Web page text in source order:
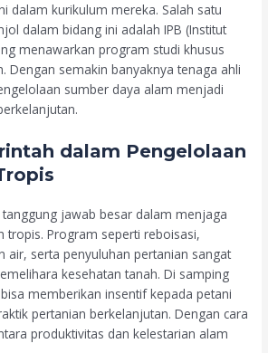
dalam kurikulum mereka. Salah satu
dalam bidang ini adalah IPB (Institut
menawarkan program studi khusus
Dengan semakin banyaknya tenaga ahli
sumber daya alam menjadi
dalam Pengelolaan
jawab besar dalam menjaga
tropis. Program seperti reboisasi,
air, serta penyuluhan pertanian sangat
kesehatan tanah. Di samping
memberikan insentif kepada petani
pertanian berkelanjutan. Dengan cara
produktivitas dan kelestarian alam